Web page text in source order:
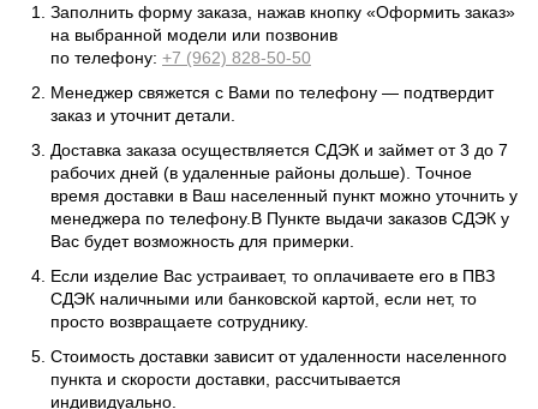
Заполнить форму заказа, нажав кнопку «Оформить заказ»
на выбранной модели или позвонив
по телефону: +7 (962) 828-50-50
Менеджер свяжется с Вами по телефону — подтвердит
заказ и уточнит детали.
Доставка заказа осуществляется СДЭК и займет от 3 до 7
рабочих дней (в удаленные районы дольше). Точное
время доставки в Ваш населенный пункт можно уточнить у
менеджера по телефону.В Пункте выдачи заказов СДЭК у
Вас будет возможность для примерки.
Если изделие Вас устраивает, то оплачиваете его в ПВЗ
СДЭК наличными или банковской картой, если нет, то
просто возвращаете сотруднику.
Стоимость доставки зависит от удаленности населенного
пункта и скорости доставки, рассчитывается
индивидуально.